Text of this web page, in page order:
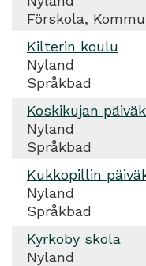
Förskola,
Kilterin koulu
Nyland
Språkbad
Koskikujan
Nyland
Språkbad
Kukkopillin
Nyland
Språkbad
Kyrkoby skola
Nyland